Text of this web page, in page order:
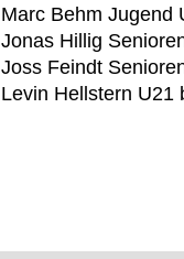
Marc Behm Jugend
Jonas Hillig
Joss Feindt
Levin Hellstern U21